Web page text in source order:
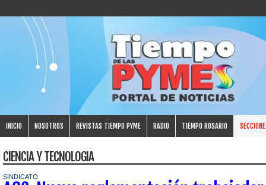
INICIO NOSOTROS REVISTAS TIEMPO PYME RADIO TIEMPO ROSARIO
CIENCIA Y TECNOLOGIA
SINDICATO